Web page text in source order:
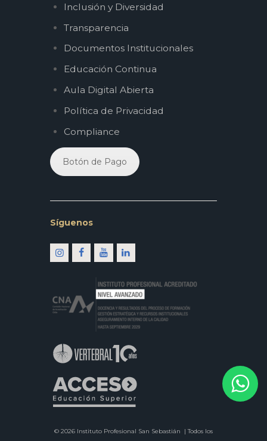
Inclusión y Diversidad
Transparencia
Documentos Institucionales
Educación Continua
Aula Digital Abierta
Política de Privacidad
Compliance
Botón de Pago
Síguenos
© 2026 Instituto Profesional San Sebastián |Todos los